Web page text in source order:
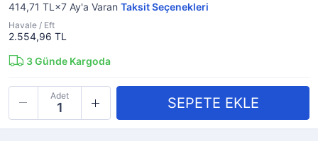
414,71 TL×7 Ay'a Varan Taksit Seçenekleri
Havale / Eft
2.554,96 TL
3Günde Kargoda
Adet